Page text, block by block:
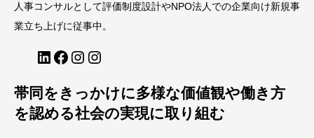
人事コンサルとして評価制度設計やNPO法人での企業向け新規事
業立ち上げに従事中。
LinkedIn
Facebook
Instagram
Instagram
帯同をきっかけに多様な価値観や働き方
を認める社会の実現に取り組む